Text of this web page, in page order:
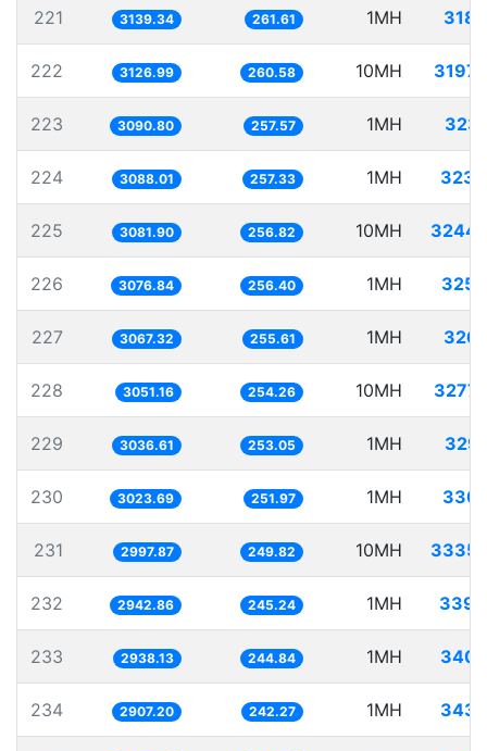
221 3139.34 261.61 1MH
222 3126.99 260.58 10MH
223 3090.80 257.57 1MH
224 3088.01 257.33 1MH
225 3081.90 256.82 10MH
226 3076.84 256.40 1MH
227 3067.32 255.61 1MH
228 3051.16 254.26 10MH
229 3036.61 253.05 1MH
230 3023.69 251.97 1MH
231 2997.87 249.82 10MH
232 2942.86 245.24 1MH
233 2938.13 244.84 1MH
234 2907.20 242.27 1MH